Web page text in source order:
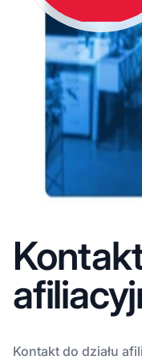
Kontakt do działu